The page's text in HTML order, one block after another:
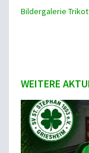
Bildergalerie
WEITERE